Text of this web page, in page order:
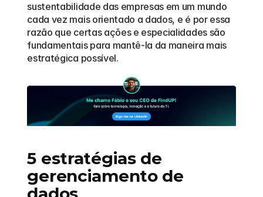
sustentabilidade das empresas em um mundo
cada vez mais orientado a dados, e é por essa
razão que certas ações e especialidades são
fundamentais para mantê-la da maneira mais
estratégica possível.
5 estratégias de
gerenciamento de